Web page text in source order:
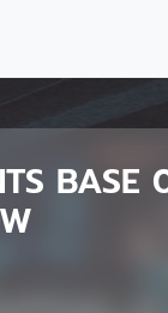
BASE